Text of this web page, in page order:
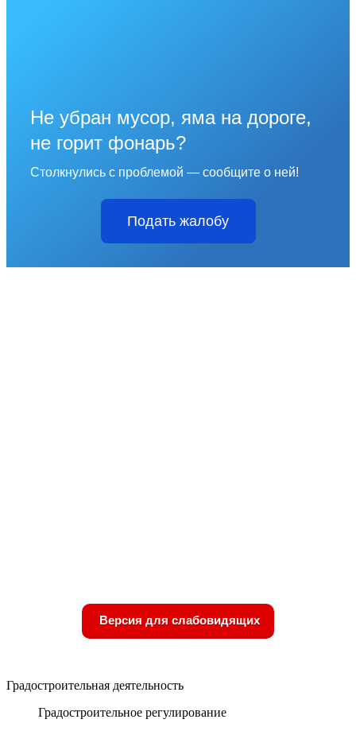
Не убран мусор, яма на дороге,
не горит фонарь?
Столкнулись с проблемой — сообщите о ней!
Подать жалобу
Версия для слабовидящих
Градостроительная деятельность
Градостроительное регулирование